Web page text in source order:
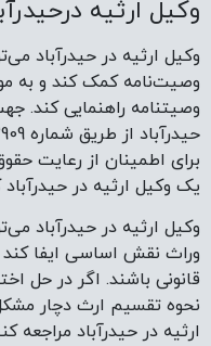
وکیل ارثیه
وکیل ارثیه در حیدرآباد
وصیت‌نامه کمک کند و به
وصیتنامه راهنمایی کند.
برای اطمینان از رعایت
یک وکیل ارثیه در
وکیل ارثیه در حیدرآباد
وراث نقش اساسی ایفا کند
قانونی باشند. اگر در حل
نحوه تقسیم ارث دچار
ارثیه در حیدرآباد مراجعه